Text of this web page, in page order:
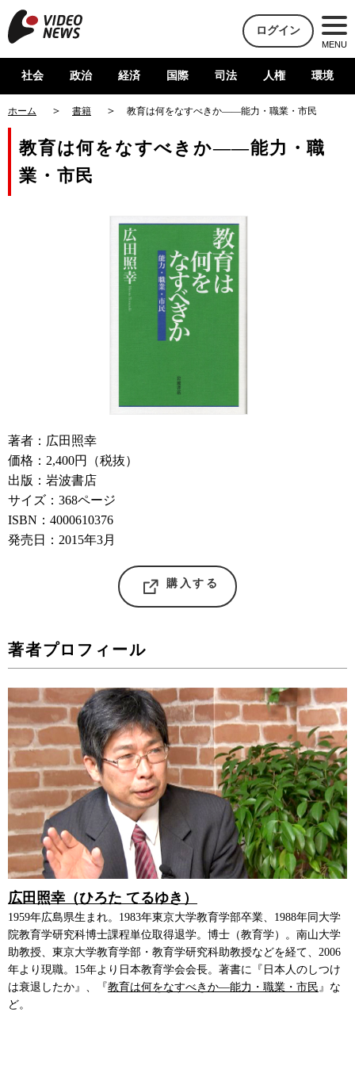
ログイン
MENU
社会 政治 経済 国際 司法 人権 環境
ホーム 書籍 教育は何をなすべきか――能力・職業・市民
教育は何をなすべきか――能力・職
業・市民
著者：広田照幸
価格：2,400円（税抜）
出版：岩波書店
サイズ：368ページ
ISBN：4000610376
発売日：2015年3月
購入する
著者プロフィール
広田照幸（ひろた てるゆき）
1959年広島県生まれ。1983年東京大学教育学部卒業、1988年同大学
院教育学研究科博士課程単位取得退学。博士（教育学）。南山大学
助教授、東京大学教育学部・教育学研究科助教授などを経て、2006
年より現職。15年より日本教育学会会長。著書に『日本人のしつけ
は衰退したか』、『教育は何をなすべきか―能力・職業・市民 』な
ど。